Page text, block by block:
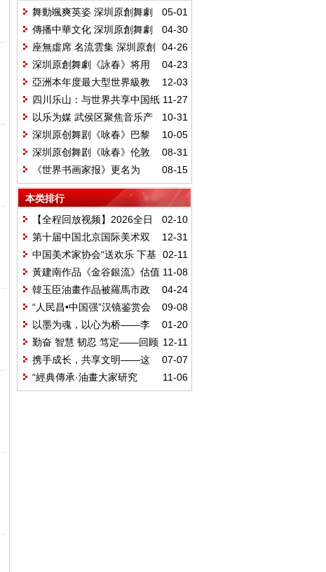
05-01
舞動颯爽英姿 深圳原創舞劇
《詠春》聖彼得堡首演綻放東方魅
力
04-30
傳播中華文化 深圳原創舞劇
《詠春》即將登陸馬林斯基劇院04-26
座無虛席 名流雲集 深圳原創
舞劇《詠春》俄羅斯驚豔首秀
04-23
深圳原創舞劇《詠春》将用
舞姿引領俄羅斯觀衆領略中國文化
魅力
12-03
亞洲本年度最大型世界級教
育界會議 「大學校長高峰論壇
2024」舉行 全球 50 多間大學校長
及教育領袖出席
11-27
四川乐山：与世界共享中国纸
艺“第一村”案例
10-31
以乐为媒 武侯区聚焦音乐产
业新机遇
10-05
深圳原创舞剧《咏春》巴黎
首秀 塞纳河畔掀起“咏春”旋风
08-31
深圳原创舞剧《咏春》伦敦
首演“令人惊叹！”
08-15
《世界书画家报》更名为
《世界文化报》 开启文化传播新征
程
本类排行
02-10
【全程回放视频】2026全日
本华侨华人马年春节联欢晚会在日
本东京隆重举行
12-31
第十届中国北京国际美术双
年展在北京展览馆隆重开幕
02-11
中国美术家协会“送欢乐 下基
层”赴中铁建设集团西安东站项目开
展慰问活动
11-08
黃建南作品《金谷銀流》估值
1025萬美元 中國藝術力量閃耀國際
舞台
04-24
韓玉臣油畫作品被羅馬市政
府收藏
09-08
“人民昌•中国强”汉镜鉴赏会
在大唐西市成功举办！传世国宝惊
艳亮相
01-20
以墨为魂，以心为桥——李
庚的艺术人生与时代担当
12-11
勤奋 智慧 韧忍 笃定——回顾
我与张文新老师47年的深情厚谊07-07
携手成长，共享文明——这
个暑假，150项未成年人关爱活动等
你来参加！
11-06
“經典傳承·油畫大家研究
展”開幕式暨《油畫大家研究系列》